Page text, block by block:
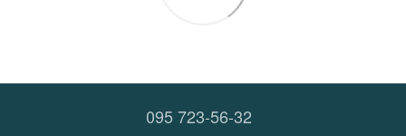
095 723-56-32